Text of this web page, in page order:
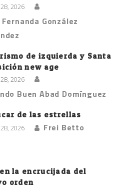
2026
González
de izquierda y Santa
new age
2026
Buen Abad Domínguez
de las estrellas
2026 Frei Betto
la encrucijada del
orden